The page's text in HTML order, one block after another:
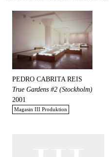
PEDRO CABRITA REIS
True Gardens #2 (Stockholm)
2001
Magasin III Produktion